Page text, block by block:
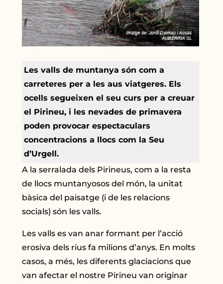
Les valls de muntanya són com a
carreteres per a les aus viatgeres. Els
ocells segueixen el seu curs per a creuar
el Pirineu, i les nevades de primavera
poden provocar espectaculars
concentracions a llocs com la Seu
d’Urgell.
A la serralada dels Pirineus, com a la resta
de llocs muntanyosos del món, la unitat
bàsica del paisatge (i de les relacions
socials) són les valls.
Les valls es van anar formant per l’acció
erosiva dels rius fa milions d’anys. En molts
casos, a més, les diferents glaciacions que
van afectar el nostre Pirineu van originar